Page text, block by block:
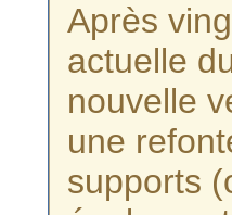
Après
actuelle
nouvelle
une
supports